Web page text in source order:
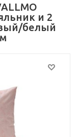
и 2
белый